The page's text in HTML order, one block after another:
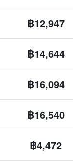
฿12,947
฿14,644
฿16,094
฿16,540
฿4,472